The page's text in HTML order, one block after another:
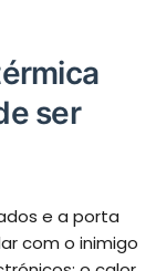
ser
e a porta
com o inimigo